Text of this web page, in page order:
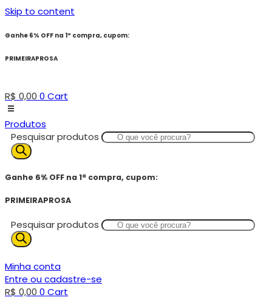
Skip to content
Ganhe 6% OFF na 1ª compra, cupom:
PRIMEIRAPROSA
R$ 0,00 0 Cart
Produtos
Pesquisar produtos
Ganhe 6% OFF na 1ª compra, cupom:
PRIMEIRAPROSA
Pesquisar produtos
Minha conta
Entre ou cadastre-se
R$ 0,00 0 Cart